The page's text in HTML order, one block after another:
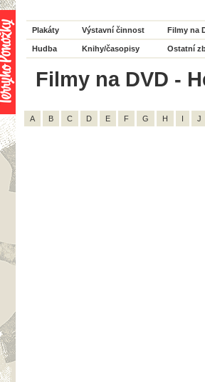
Plakáty Výstavní činnost Filmy na
Hudba Knihy/časopisy Ostatní
Filmy na DVD -
A B C D E F G H I J